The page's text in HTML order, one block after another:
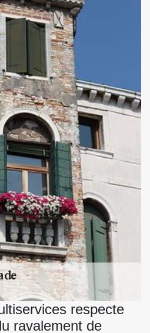
respecte
ravalement de